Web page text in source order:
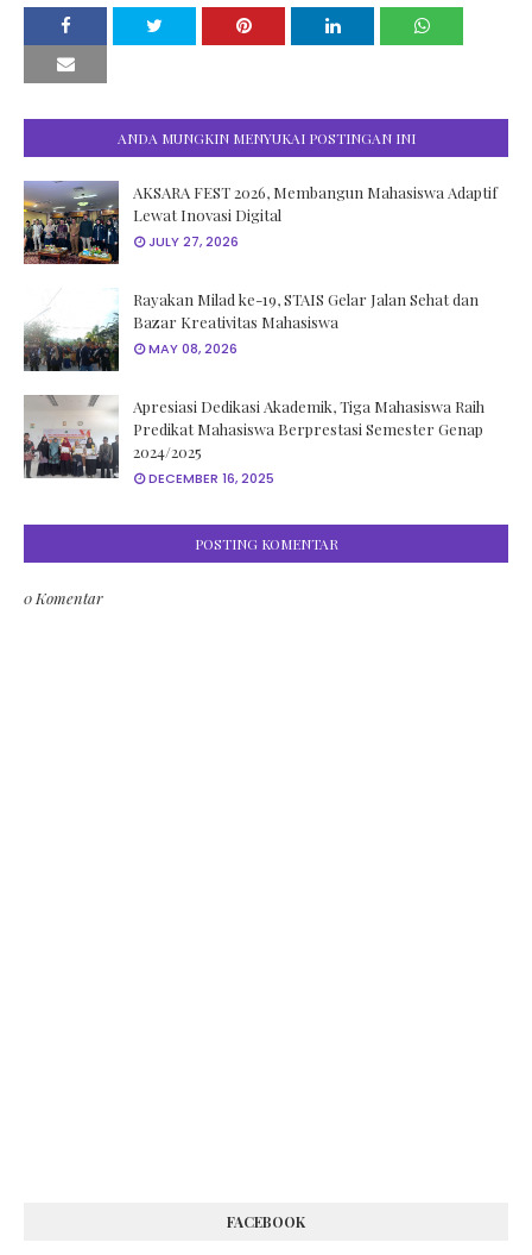
ANDA MUNGKIN MENYUKAI POSTINGAN INI
AKSARA FEST 2026, Membangun Mahasiswa Adaptif
Lewat Inovasi Digital
JULY 27, 2026
Rayakan Milad ke-19, STAIS Gelar Jalan Sehat dan
Bazar Kreativitas Mahasiswa
MAY 08, 2026
Apresiasi Dedikasi Akademik, Tiga Mahasiswa Raih
Predikat Mahasiswa Berprestasi Semester Genap
2024/2025
DECEMBER 16, 2025
POSTING KOMENTAR
0 Komentar
FACEBOOK